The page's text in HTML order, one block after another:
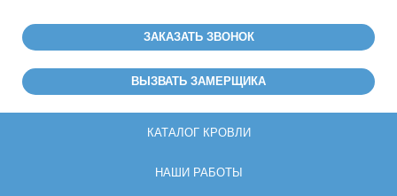
ЗАКАЗАТЬ ЗВОНОК
ВЫЗВАТЬ ЗАМЕРЩИКА
КАТАЛОГ КРОВЛИ
НАШИ РАБОТЫ